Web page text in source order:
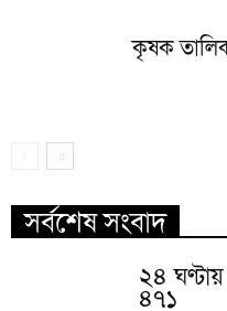
কৃষক
সর্বশেষ সংবাদ
২৪ ঘণ্টায়
৪৭১